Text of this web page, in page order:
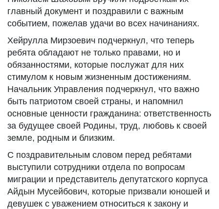
главный документ и поздравили с важным
событием, пожелав удачи во всех начинаниях.
Хейрулла Мирзоевич подчеркнул, что теперь
ребята обладают не только правами, но и
обязанностями, которые послужат для них
стимулом к новым жизненным достижениям.
Начальник Управления подчеркнул, что важно
быть патриотом своей страны, и напомнил
основные ценности гражданина: ответственность
за будущее своей Родины, труд, любовь к своей
земле, родным и близким.
С поздравительным словом перед ребятами
выступили сотрудники отдела по вопросам
миграции и представитель депутатского корпуса
Айдын Мусейбович, которые призвали юношей и
девушек с уважением относиться к закону и